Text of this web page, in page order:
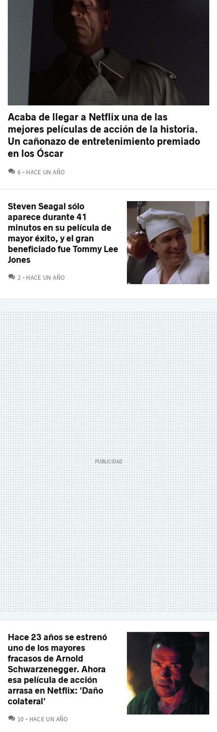
Acaba de llegar a Netflix una de las
mejores películas de acción de la historia.
Un cañonazo de entretenimiento premiado
en los Óscar
6 COMENTARIOS
HACE UN AÑO
Steven Seagal sólo
aparece durante 41
minutos en su película de
mayor éxito, y el gran
beneficiado fue Tommy Lee
Jones
2 COMENTARIOS
HACE UN AÑO
Hace 23 años se estrenó
uno de los mayores
fracasos de Arnold
Schwarzenegger. Ahora
esa película de acción
arrasa en Netflix: 'Daño
colateral'
10 COMENTARIOS
HACE UN AÑO